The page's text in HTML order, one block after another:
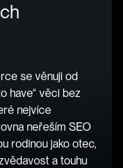
se věnuji od
have“ věci bez
nejvíce
neřeším SEO
rodinou jako otec,
a touhu